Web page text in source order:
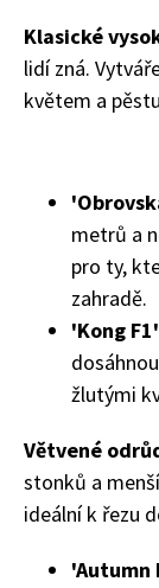
Klasické
lidí zná.
květem a
metrů a
pro ty,
zahradě.
'Kong F1'
žlutými
Větvené
stonků a
ideální k řezu
'Autumn